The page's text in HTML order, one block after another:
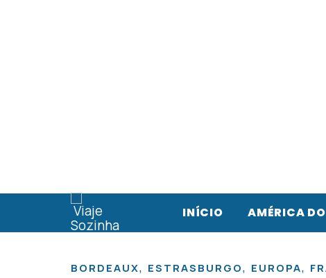
INÍCIO AMÉRICA
BORDEAUX, ESTRASBURGO, EUROPA,